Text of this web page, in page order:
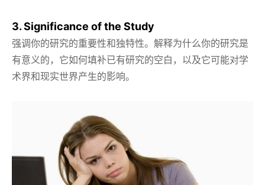
3. Significance of the Study
强调你的研究的重要性和独特性。解释为什么你的研究是
有意义的，它如何填补已有研究的空白，以及它可能对学
术界和现实世界产生的影响。